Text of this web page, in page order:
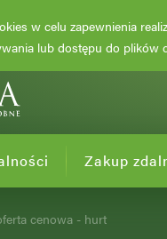
Zakup
cenowa - hurt
w celu zapewnienia
lub dostępu do plików